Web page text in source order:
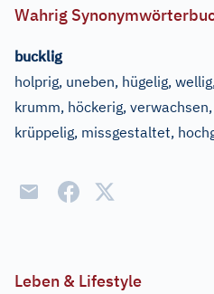
Wahrig
bucklig
holprig, uneben, hügelig,
krumm, höckerig,
krüppelig, missgestaltet,
Leben & Lifestyle